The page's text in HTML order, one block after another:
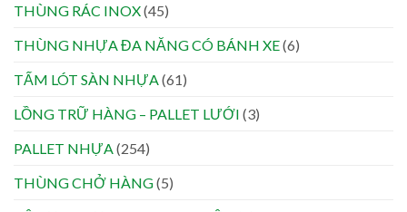
THÙNG RÁC INOX(45)
THÙNG NHỰA ĐA NĂNG CÓ BÁNH XE(6)
TẤM LÓT SÀN NHỰA (61)
LỒNG TRỮ HÀNG – PALLET LƯỚI (3)
PALLET NHỰA (254)
THÙNG CHỞ HÀNG(5)